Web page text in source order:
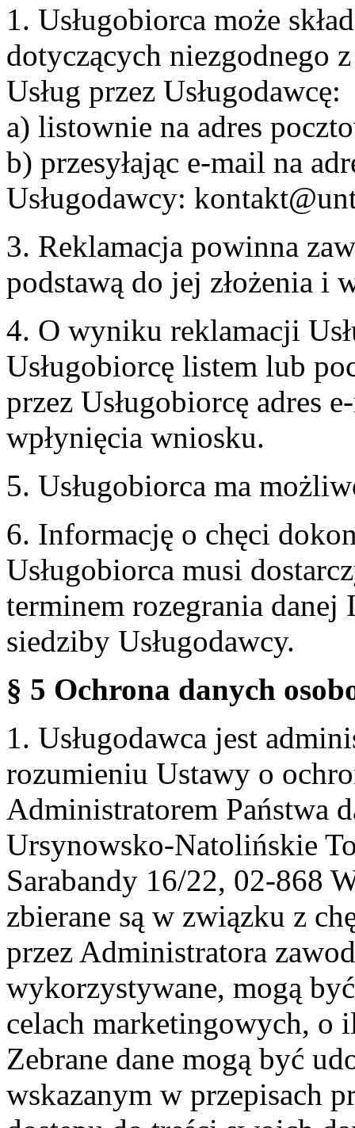
1. Usługobiorca może
dotyczących niezgodnego
Usług przez Usługodawcę:
a) listownie na adres
b) przesyłając e-mail na
Usługodawcy:
3. Reklamacja powinna
podstawą do jej złożenia i
4. O wyniku reklamacji
Usługobiorcę listem lub
przez Usługobiorcę adres
wpłynięcia wniosku.
5. Usługobiorca ma
6. Informację o chęci
Usługobiorca musi
terminem rozegrania
siedziby Usługodawcy.
§ 5 Ochrona danych
1. Usługodawca jest
rozumieniu Ustawy o
Administratorem Państwa
Ursynowsko-Natolińskie
Sarabandy 16/22, 02-868
zbierane są w związku z
przez Administratora
wykorzystywane, mogą
celach marketingowych, o
Zebrane dane mogą być
wskazanym w przepisach